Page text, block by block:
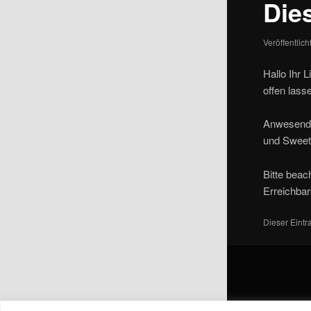
Hallo Ihr
offen
und
Bitte
Dieser